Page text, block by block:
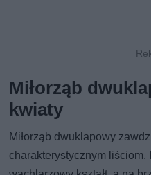
Miłorząb
kwiaty
Miłorząb dwuklapowy
charakterystycznym